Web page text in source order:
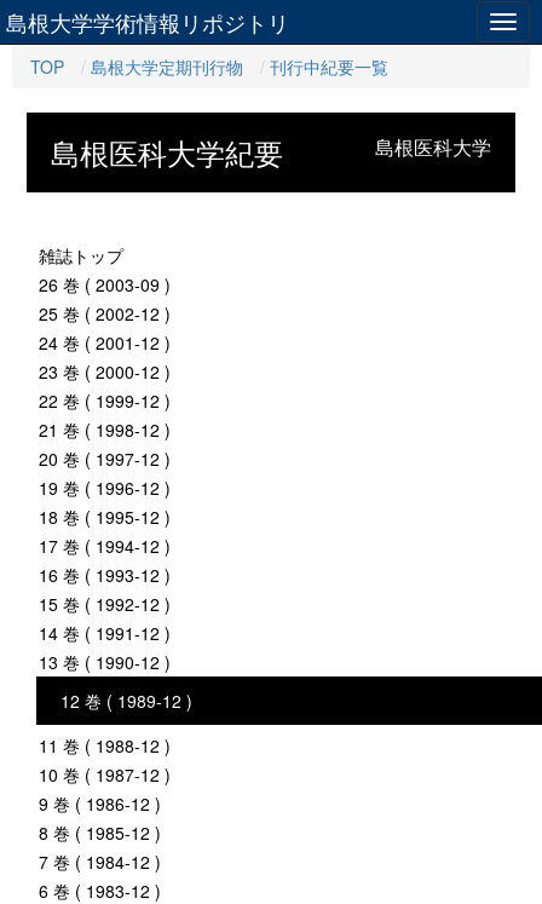
島根大学学術情報リポジトリ
TOP 島根大学定期刊行物 刊行中紀要一覧
島根医科大学
島根医科大学紀要
雑誌トップ
26 巻 ( 2003-09 )
25 巻 ( 2002-12 )
24 巻 ( 2001-12 )
23 巻 ( 2000-12 )
22 巻 ( 1999-12 )
21 巻 ( 1998-12 )
20 巻 ( 1997-12 )
19 巻 ( 1996-12 )
18 巻 ( 1995-12 )
17 巻 ( 1994-12 )
16 巻 ( 1993-12 )
15 巻 ( 1992-12 )
14 巻 ( 1991-12 )
13 巻 ( 1990-12 )
12 巻 ( 1989-12 )
11 巻 ( 1988-12 )
10 巻 ( 1987-12 )
9 巻 ( 1986-12 )
8 巻 ( 1985-12 )
7 巻 ( 1984-12 )
6 巻 ( 1983-12 )